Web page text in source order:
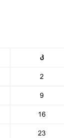
კ
2
9
16
23